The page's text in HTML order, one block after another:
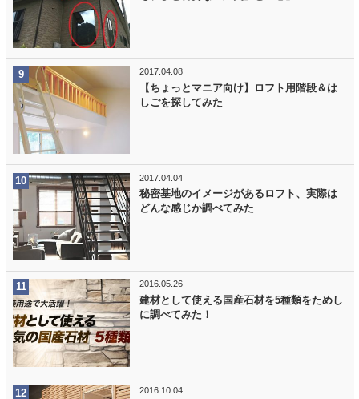
2017.04.08
【ちょっとマニア向け】ロフト用階段＆は
しごを探してみた
2017.04.04
秘密基地のイメージがあるロフト、実際は
どんな感じか調べてみた
2016.05.26
建材として使える国産石材を5種類をためし
に調べてみた！
2016.10.04